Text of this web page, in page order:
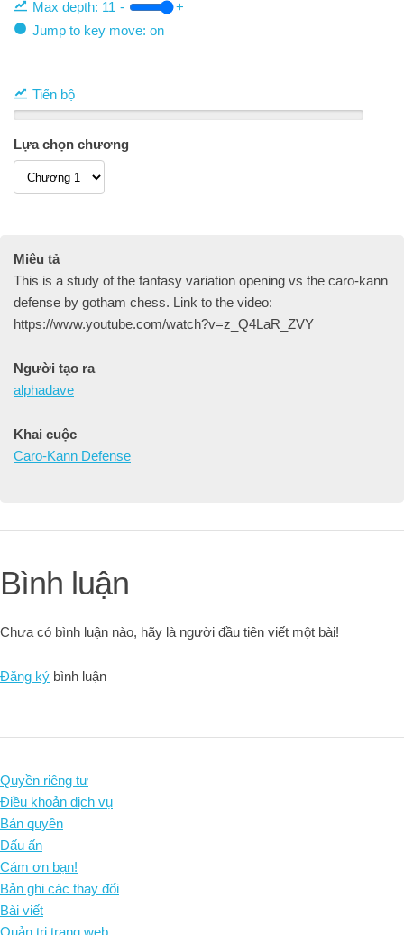
Max depth: 11 -
+
Jump to key move: on
Tiến bộ
Lựa chọn chương
Miêu tả
This is a study of the fantasy variation opening vs the caro-kann
defense by gotham chess. Link to the video:
https://www.youtube.com/watch?v=z_Q4LaR_ZVY
Người tạo ra
alphadave
Khai cuộc
Caro-Kann Defense
Bình luận
Chưa có bình luận nào, hãy là người đầu tiên viết một bài!
Đăng ký bình luận
Quyền riêng tư
Điều khoản dịch vụ
Bản quyền
Dấu ấn
Cám ơn bạn!
Bản ghi các thay đổi
Bài viết
Quản trị trang web